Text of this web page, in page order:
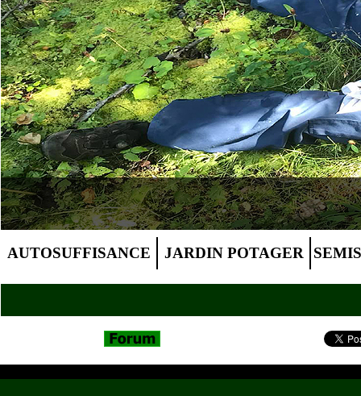
AUTOSUFFISANCE JARDIN POTAGER SEMIS